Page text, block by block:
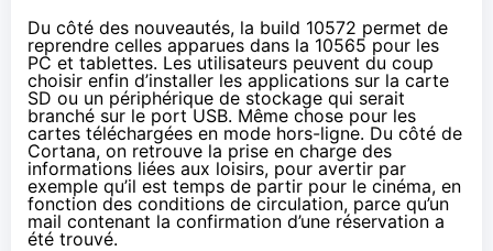
Du côté des nouveautés, la build 10572 permet de
reprendre celles apparues dans la 10565 pour les
PC et tablettes. Les utilisateurs peuvent du coup
choisir enfin d’installer les applications sur la carte
SD ou un périphérique de stockage qui serait
branché sur le port USB. Même chose pour les
cartes téléchargées en mode hors-ligne. Du côté de
Cortana, on retrouve la prise en charge des
informations liées aux loisirs, pour avertir par
exemple qu’il est temps de partir pour le cinéma, en
fonction des conditions de circulation, parce qu’un
mail contenant la confirmation d’une réservation a
été trouvé.